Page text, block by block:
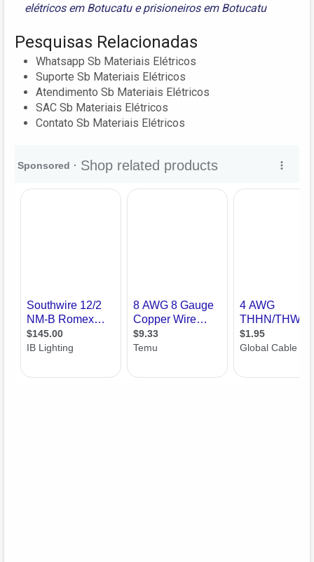
elétricos em Botucatueprisioneiros em Botucatu
Pesquisas Relacionadas
Whatsapp Sb Materiais Elétricos
Suporte Sb Materiais Elétricos
Atendimento Sb Materiais Elétricos
SAC Sb Materiais Elétricos
Contato Sb Materiais Elétricos